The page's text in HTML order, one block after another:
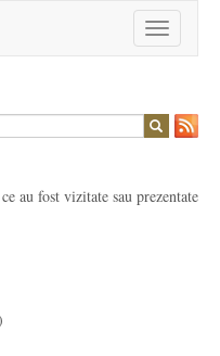
Toggle
navigation
au fost vizitate sau prezentate